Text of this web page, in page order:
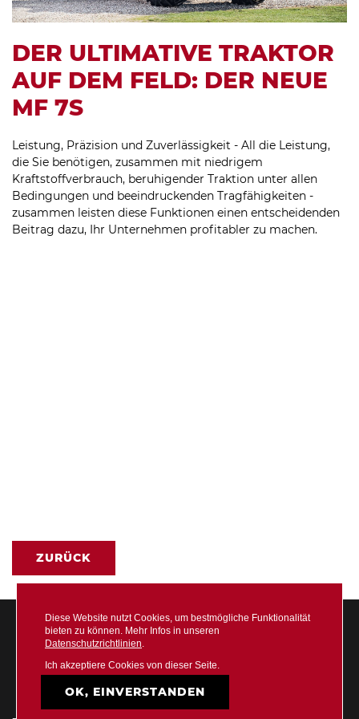
DER ULTIMATIVE TRAKTOR
AUF DEM FELD: DER NEUE
MF 7S
Leistung, Präzision und Zuverlässigkeit - All die Leistung,
die Sie benötigen, zusammen mit niedrigem
Kraftstoffverbrauch, beruhigender Traktion unter allen
Bedingungen und beeindruckenden Tragfähigkeiten -
zusammen leisten diese Funktionen einen entscheidenden
Beitrag dazu, Ihr Unternehmen profitabler zu machen.
ZURÜCK
DATENSCHUTZ IMPRESSUM
Diese Website nutzt Cookies, um bestmögliche Funktionalität
bieten zu können. Mehr Infos in unseren
Datenschutzrichtlinien.
Ich akzeptiere Cookies von dieser Seite.
OK, EINVERSTANDEN